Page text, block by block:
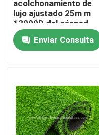
Sobre nosotros
Control de calidad
Contáctenos
acolchonamiento de
lujo ajustado 25m m
12000D del césped
artificial de la hierba
Enviar Consulta